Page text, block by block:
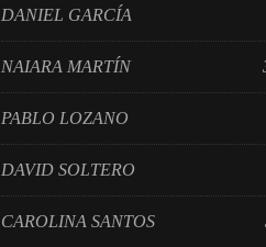
DANIEL GARCÍA
NAIARA MARTÍN
PABLO LOZANO
DAVID SOLTERO
CAROLINA SANTOS